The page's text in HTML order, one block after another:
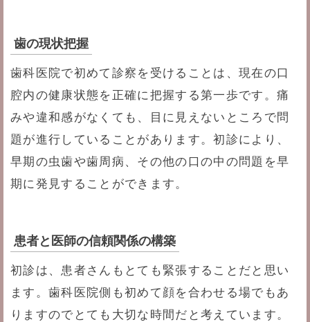
歯の現状把握
歯科医院で初めて診察を受けることは、現在の口
腔内の健康状態を正確に把握する第一歩です。痛
みや違和感がなくても、目に見えないところで問
題が進行していることがあります。初診により、
早期の虫歯や歯周病、その他の口の中の問題を早
期に発見することができます。
患者と医師の信頼関係の構築
初診は、患者さんもとても緊張することだと思い
ます。歯科医院側も初めて顔を合わせる場でもあ
りますのでとても大切な時間だと考えています。